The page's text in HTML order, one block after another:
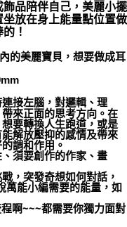
品陪伴自己，美麗小擺
放在身上能量點位置做
！
的美麗寶貝，想要做成耳
接左腦，對邏輯、理
來正面的思考方向。在
要轉換人生跑道，或是
解放壓抑的感情及帶來
調和作用。
須要創作的作家、畫
，突發奇想如何對話，
萬能小編需要的能量，如
啊~~~都需要你獨力面對